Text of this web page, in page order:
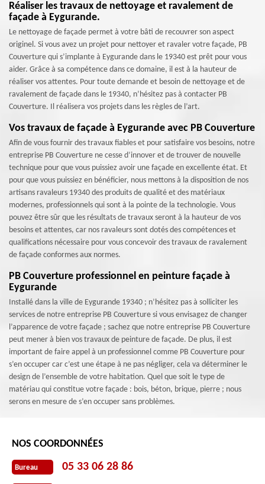
Réaliser les travaux de nettoyage et ravalement de
façade à Eygurande.
Le nettoyage de façade permet à votre bâti de recouvrer son aspect
originel. Si vous avez un projet pour nettoyer et ravaler votre façade, PB
Couverture qui s’implante à Eygurande dans le 19340 est prêt pour vous
aider. Grâce à sa compétence dans ce domaine, il est à la hauteur de
réaliser vos attentes. Pour toute demande et besoin de nettoyage et de
ravalement de façade dans le 19340, n’hésitez pas à contacter PB
Couverture. Il réalisera vos projets dans les règles de l’art.
Vos travaux de façade à Eygurande avec PB Couverture
Afin de vous fournir des travaux fiables et pour satisfaire vos besoins, notre
entreprise PB Couverture ne cesse d’innover et de trouver de nouvelle
technique pour que vous puissiez avoir une façade en excellente état. Et
pour que vous puissiez en bénéficier, nous mettons à la disposition de nos
artisans ravaleurs 19340 des produits de qualité et des matériaux
modernes, professionnels qui sont à la pointe de la technologie. Vous
pouvez être sûr que les résultats de travaux seront à la hauteur de vos
besoins et attentes, car nos ravaleurs sont dotés des compétences et
qualifications nécessaire pour vous concevoir des travaux de ravalement
de façade conformes aux normes.
PB Couverture professionnel en peinture façade à
Eygurande
Installé dans la ville de Eygurande 19340 ; n’hésitez pas à solliciter les
services de notre entreprise PB Couverture si vous envisagez de changer
l’apparence de votre façade ; sachez que notre entreprise PB Couverture
peut mener à bien vos travaux de peinture de façade. De plus, il est
important de faire appel à un professionnel comme PB Couverture pour
s’en occuper car c’est une étape à ne pas négliger, cela va déterminer le
design de l’ensemble de votre habitation. Quel que soit le type de
matériau qui constitue votre façade : bois, béton, brique, pierre ; nous
serons en mesure de s’en occuper sans problèmes.
NOS COORDONNÉES
Bureau 05 33 06 28 86